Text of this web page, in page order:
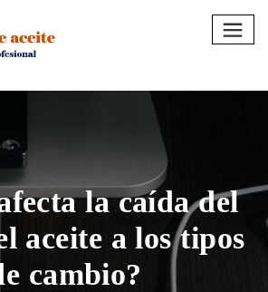
la caída del
aceite a los tipos
cambio?